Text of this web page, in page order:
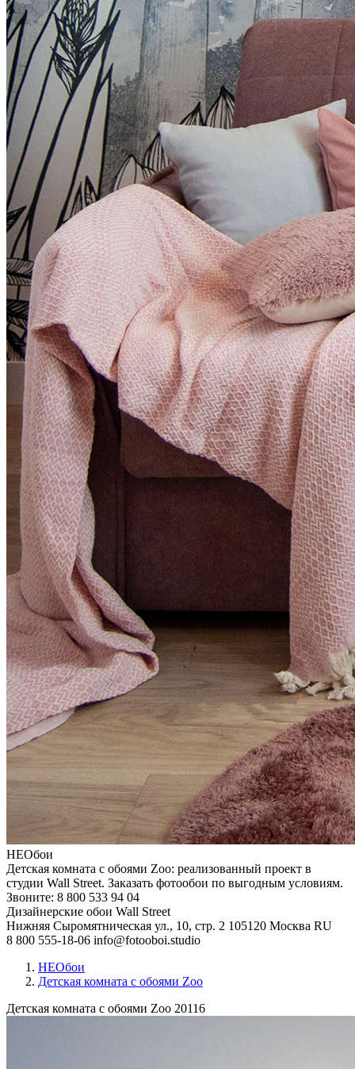
НЕОбои
Детская комната с обоями Zoo: реализованный проект в
студии Wall Street. Заказать фотообои по выгодным условиям.
Звоните: 8 800 533 94 04
Дизайнерские обои Wall Street
Нижняя Сыромятническая ул., 10, стр. 2 105120 Москва RU
8 800 555-18-06 info@fotooboi.studio
НЕОбои
Детская комната с обоями Zoo
Детская комната с обоями Zoo 20116